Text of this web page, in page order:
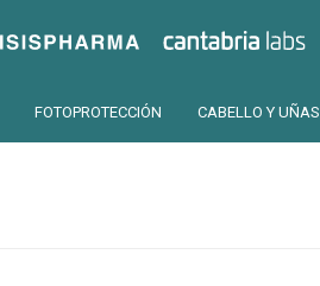
FOTOPROTECCIÓN CABELLO Y UÑAS
Isispharma Cantabria